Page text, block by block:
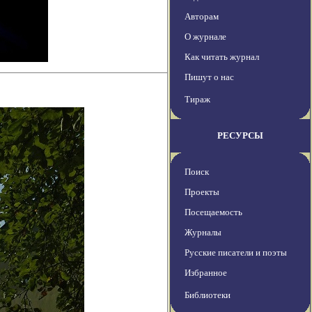
Авторам
О журнале
Как читать журнал
Пишут о нас
Тираж
РЕСУРСЫ
Поиск
Проекты
Посещаемость
Журналы
Русские писатели и поэты
Избранное
Библиотеки